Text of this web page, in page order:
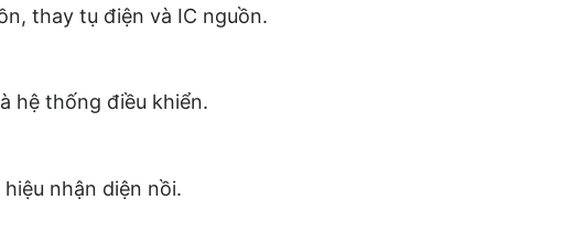
thay tụ điện và IC nguồn.
hệ thống điều khiển.
nhận diện nồi.